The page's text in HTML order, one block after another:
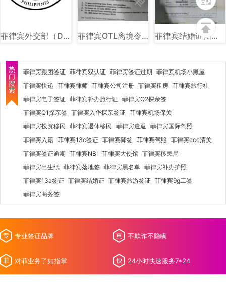
菲律宾外交部（DFA）图文讲解 菲律宾OTL离境令图片样式讲解 菲律宾结婚证图片样式讲解
菲律宾跟团签证 菲律宾双认证 菲律宾签证过期 菲律宾机场小黑屋
菲律宾快递 菲律宾律师 菲律宾公司注册 菲律宾租房 菲律宾旅行社
菲律宾电子签证 菲律宾补办旅行证 菲律宾Q2探亲签
菲律宾Q1探亲签 菲律宾入华探亲签证 菲律宾机场保关
菲律宾投资移民 菲律宾退休移民 菲律宾遣返 菲律宾国际驾照
菲律宾入籍 菲律宾13c签证 菲律宾降签 菲律宾驾照 菲律宾ecc清关
菲律宾签证逾期 菲律宾NBI 菲律宾大使馆 菲律宾移民局
菲律宾出生纸 菲律宾落地签 菲律宾黑名单 菲律宾补办护照
菲律宾13a签证 菲律宾结婚证 菲律宾旅游签证 菲律宾9g工签
菲律宾商务签
专业签证品牌 不欺诈不隐瞒
对菲业务了如指掌 24小时快速服务7*24